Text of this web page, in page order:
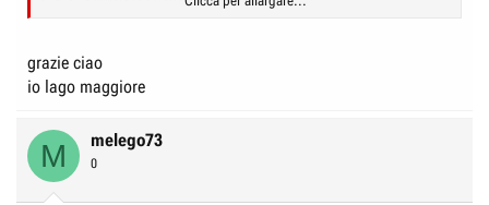
Passato per il check estivo Mazda.
Mi volevano cambiare il filtro abitacolo a 114? iva esclusa...
Un tagliando li cosa costerà in base a sti prezzi?500???
mah devo fare il tagliando dei 20000
ci chiedo 1 bel preventivo
Yes
circa.
grazie ciao
io lago maggiore
M melego73
0